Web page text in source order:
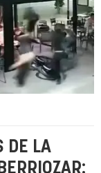
DE LA